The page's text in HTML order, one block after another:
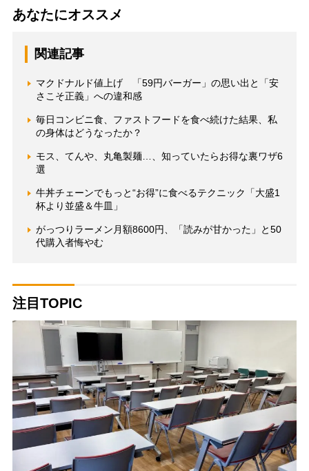
あなたにオススメ
関連記事
マクドナルド値上げ 「59円バーガー」の思い出と「安
さこそ正義」への違和感
毎日コンビニ食、ファストフードを食べ続けた結果、私
の身体はどうなったか？
モス、てんや、丸亀製麺…、知っていたらお得な裏ワザ6
選
牛丼チェーンでもっと“お得”に食べるテクニック「大盛1
杯より並盛＆牛皿」
がっつりラーメン月額8600円、「読みが甘かった」と50
代購入者悔やむ
注目TOPIC